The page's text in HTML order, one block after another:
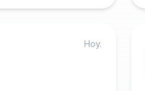
Hoy.